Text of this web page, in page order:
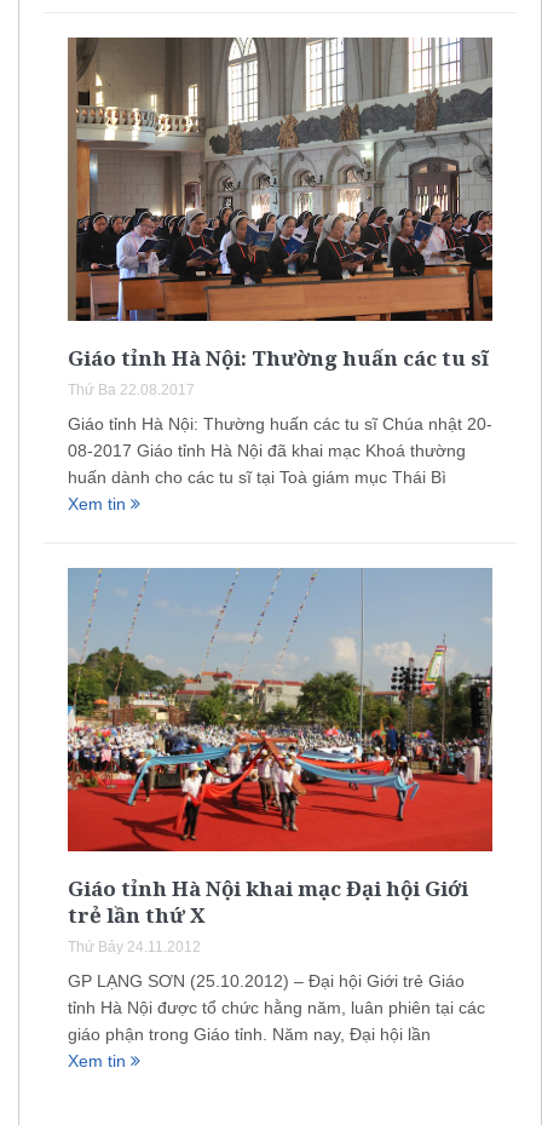
Giáo tỉnh Hà Nội: Thường huấn các tu sĩ
Thứ Ba 22.08.2017
Giáo tỉnh Hà Nội: Thường huấn các tu sĩ Chúa nhật 20-
08-2017 Giáo tỉnh Hà Nội đã khai mạc Khoá thường
huấn dành cho các tu sĩ tại Toà giám mục Thái Bì
Xem tin
Giáo tỉnh Hà Nội khai mạc Đại hội Giới
trẻ lần thứ X
Thứ Bảy 24.11.2012
GP LẠNG SƠN (25.10.2012) – Đại hội Giới trẻ Giáo
tỉnh Hà Nội được tổ chức hằng năm, luân phiên tại các
giáo phận trong Giáo tỉnh. Năm nay, Đại hội lần
Xem tin